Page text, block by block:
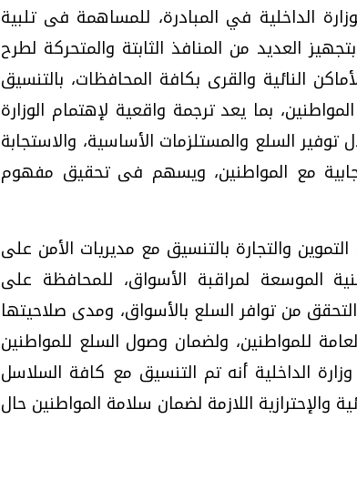
الداخلية في المبادرة، للمساهمة فى تلبية
العديد من المنافذ الثابتة والمتحركة لطرح
النائية والقرى بكافة المحافظات، بالتنسيق
بما يعد ترجمة واقعية لإهتمام الوزارة
توفير السلع والمستلزمات الأساسية، والاستجابة
مع المواطنين، ويسهم فى تحقيق مفهوم
والتجارة بالتنسيق مع مديريات الأمن على
الموسعة لمراقبة الأسواق، للمحافظة على
من توافر السلع بالأسواق، ومدى صلاحيتها
للمواطنين، ولضمان وصول السلع للمواطنين
الداخلية أنه تم التنسيق مع كافة السلاسل
والإحترازية اللازمة لضمان سلامة المواطنين حال